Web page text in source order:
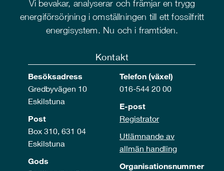
Vi bevakar, analyserar och främjar en trygg
energiförsörjning i omställningen till ett fossilfritt
energisystem. Nu och i framtiden.
Kontakt
Besöksadress
Gredbyvägen 10
Eskilstuna
Post
Box 310, 631 04
Eskilstuna
Gods
Telefon (växel)
016-544 20 00
E-post
Registrator
Utlämnande av
allmän handling
Organisationsnummer